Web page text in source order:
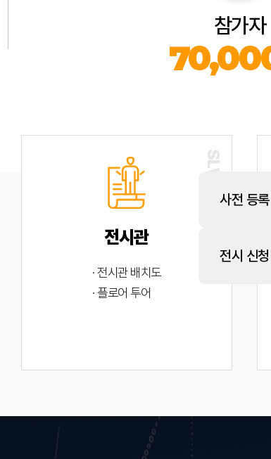
사전 등록
전시 신청
참가자
전시관
· 전시관 배치도
· 플로어 투어